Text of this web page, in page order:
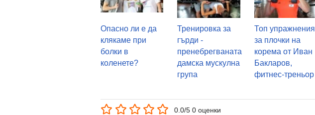
Опасно ли е да
клякаме при
болки в
коленете?
Тренировка за
гърди -
пренебрегваната
дамска мускулна
група
Топ упражнения
за плочки на
корема от Иван
Бакларов,
фитнес-треньор
0.0/5 0 оценки